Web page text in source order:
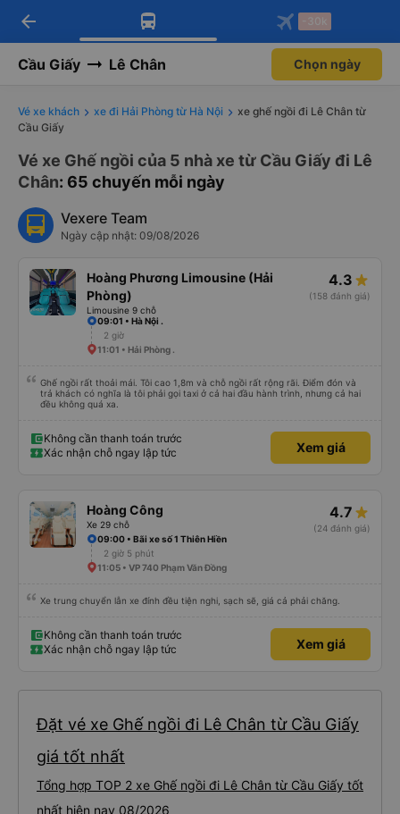
Tải app Vexere ngay!
Nhận ưu đãi thành viên độc
Mở app
Tải app Vexere
-30k/ghế khi đặt vé máy bay qua
Mở app
arrow_back -30k
Cầu Giấy Lê Chân Chọn ngày
Vé xe khách xe đi Hải Phòng từ Hà Nội
xe ghế ngồi đi Lê Chân từ
Cầu Giấy
Vé xe Ghế ngồi của 5 nhà xe từ Cầu Giấy đi Lê
Chân: 65 chuyến mỗi ngày
Vexere Team
Ngày cập nhật: 09/08/2026
Hoàng Phương Limousine (Hải
Phòng)
Limousine 9 chỗ
4.3
(158 đánh giá)
09:01 • Hà Nội .
2 giờ
11:01 • Hải Phòng .
Ghế ngồi rất thoải mái. Tôi cao 1,8m và chỗ ngồi rất rộng rãi. Điểm đón và
trả khách có nghĩa là tôi phải gọi taxi ở cả hai đầu hành trình, nhưng cả hai
đều không quá xa.
Không cần thanh toán trước
Xác nhận chỗ ngay lập tức
Xem giá
Hoàng Công
Xe 29 chỗ
4.7
(24 đánh giá)
09:00 • Bãi xe số 1 Thiên Hiền
2 giờ 5 phút
11:05 • VP 740 Phạm Văn Đồng
Xe trung chuyển lẫn xe đính đều tiện nghi, sạch sẽ, giá cả phải chăng.
Không cần thanh toán trước
Xác nhận chỗ ngay lập tức
Xem giá
Đặt vé xe Ghế ngồi đi Lê Chân từ Cầu Giấy
giá tốt nhất
Tổng hợp TOP 2 xe Ghế ngồi đi Lê Chân từ Cầu Giấy tốt
nhất hiện nay 08/2026